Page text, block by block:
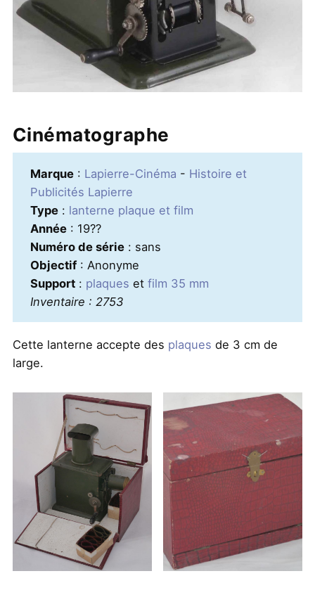
Cinématographe
Marque: Lapierre-Cinéma - Histoire et
Publicités Lapierre
Type: lanterne plaque et film
Année: 19??
Numéro de série: sans
Objectif: Anonyme
Support: plaques et film 35 mm
Inventaire : 2753
Cette lanterne accepte des plaques de 3 cm de
large.